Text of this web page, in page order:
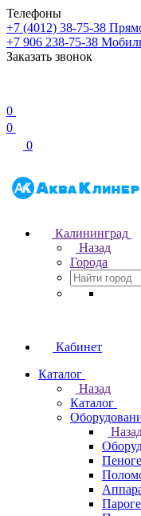
Телефоны
+7 (4012) 38-75-38
+7 906 238-75-38
Заказать звонок
0
0
0
Калининград
Назад
Города
Кабинет
Каталог
Назад
Каталог